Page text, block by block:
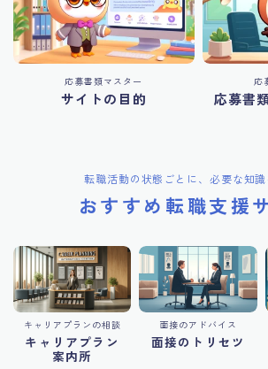
応募書類マスター
サイトの目的
応
応募書
転職活動の状態ごとに、必要な知識
おすすめ転職支援
キャリアプランの相談
キャリアプラン
案内所
面接のアドバイス
面接のトリセツ